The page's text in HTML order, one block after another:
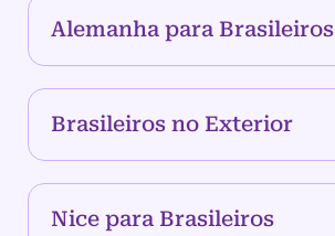
Alemanha para Brasileiros
Brasileiros no Exterior
Nice para Brasileiros